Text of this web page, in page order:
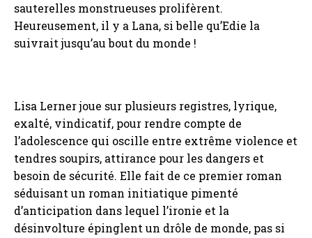
sauterelles monstrueuses prolifèrent.
Heureusement, il y a Lana, si belle qu’Edie la
suivrait jusqu’au bout du monde !
Lisa Lerner joue sur plusieurs registres, lyrique,
exalté, vindicatif, pour rendre compte de
l’adolescence qui oscille entre extrême violence et
tendres soupirs, attirance pour les dangers et
besoin de sécurité. Elle fait de ce premier roman
séduisant un roman initiatique pimenté
d’anticipation dans lequel l’ironie et la
désinvolture épinglent un drôle de monde, pas si